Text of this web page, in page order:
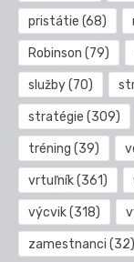
pristátie (68)
Robinson (79)
služby(70)
stratégie (309)
tréning (39)
vrtuľník(361)
výcvik(318)
zamestnanci (32)